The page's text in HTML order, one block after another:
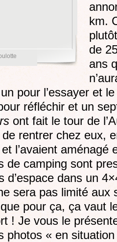
km.
de
ans
pour l’essayer et
réfléchir et un
ont fait le tour de
rentrer chez eux,
l’avaient aménagé
de camping sont
d’espace dans un
sera pas limité aux
pour ça, ça vaut
! Je vous le
photos « en